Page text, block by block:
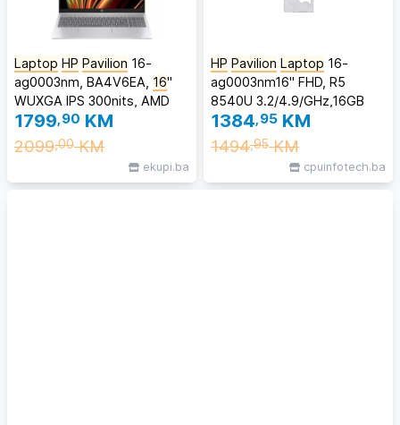
Laptop HP Pavilion 16-
ag0003nm, BA4V6EA, 16''
WUXGA IPS 300nits, AMD
Ryzen 5-8540U, 16GB DDR5
RAM, 512GB SSD, Backlit KB,
Windows 11 Home
1799,90 KM
2099,00KM
ekupi.ba
HP Pavilion Laptop 16-
ag0003nm16" FHD, R5
8540U 3.2/4.9/GHz,16GB
DDR5, 512 GB SSD, Win 11
Home
1384,95 KM
1494,95KM
cpuinfotech.ba